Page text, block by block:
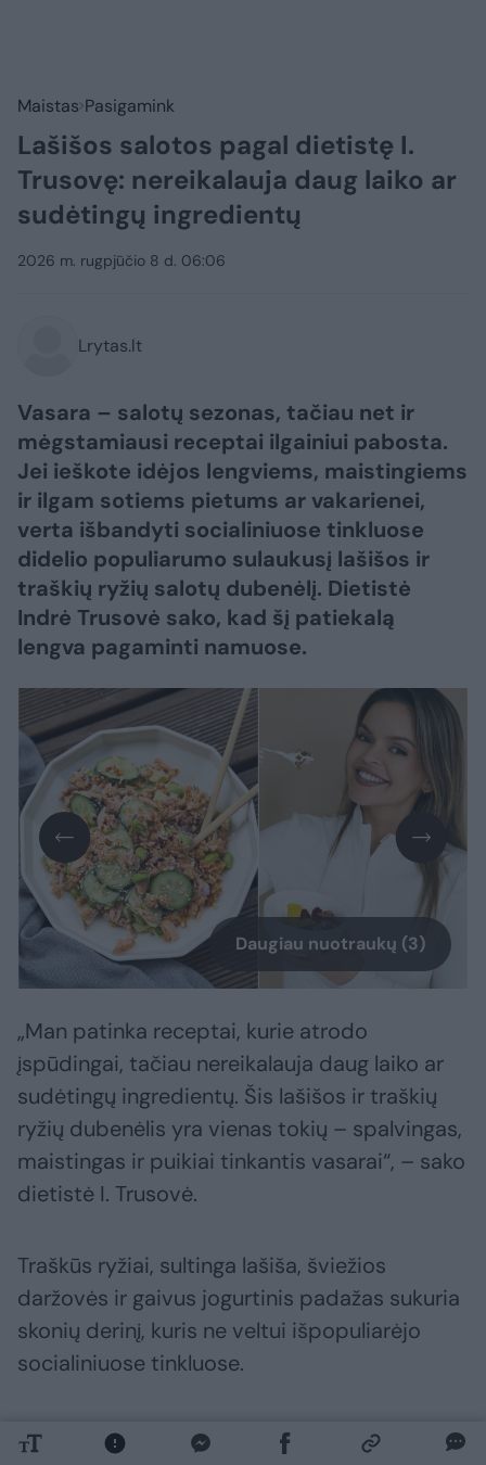
Maistas Pasigamink
Lašišos salotos pagal dietistę I.
Trusovę: nereikalauja daug laiko ar
sudėtingų ingredientų
2026 m. rugpjūčio 8 d. 06:06
Lrytas.lt
Vasara – salotų sezonas, tačiau net ir
mėgstamiausi receptai ilgainiui pabosta.
Jei ieškote idėjos lengviems, maistingiems
ir ilgam sotiems pietums ar vakarienei,
verta išbandyti socialiniuose tinkluose
didelio populiarumo sulaukusį lašišos ir
traškių ryžių salotų dubenėlį. Dietistė
Indrė Trusovė sako, kad šį patiekalą
lengva pagaminti namuose.
Daugiau nuotraukų (3)
„Man patinka receptai, kurie atrodo
įspūdingai, tačiau nereikalauja daug laiko ar
sudėtingų ingredientų. Šis lašišos ir traškių
ryžių dubenėlis yra vienas tokių – spalvingas,
maistingas ir puikiai tinkantis vasarai“, – sako
dietistė I. Trusovė.
Traškūs ryžiai, sultinga lašiša, šviežios
daržovės ir gaivus jogurtinis padažas sukuria
skonių derinį, kuris ne veltui išpopuliarėjo
socialiniuose tinkluose.
Šį receptą lengva pritaikyti pagal savo skonį